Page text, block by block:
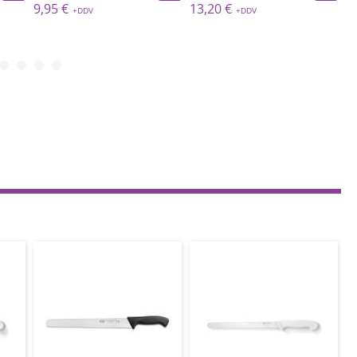
13,20 €
14,28 €